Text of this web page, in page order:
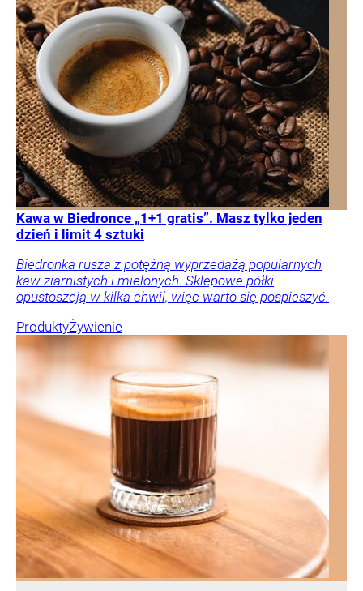
Kawa w Biedronce „1+1 gratis”. Masz tylko jeden
dzień i limit 4 sztuki
Biedronka rusza z potężną wyprzedażą popularnych
kaw ziarnistych i mielonych. Sklepowe półki
opustoszeją w kilka chwil, więc warto się pospieszyć.
ProduktyŻywienie